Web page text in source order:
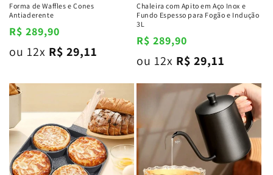
Forma de Waffles e Cones
Antiaderente
Preço
normal
R$ 289,90
ou 12x R$ 29,11
Chaleira com Apito em Aço Inox e
Fundo Espesso para Fogão e Indução
3L
Preço
normal
R$ 289,90
ou 12x R$ 29,11